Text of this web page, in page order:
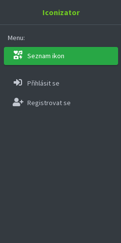
Iconizator
Menu:
Seznam ikon
Přihlásit se
Registrovat se